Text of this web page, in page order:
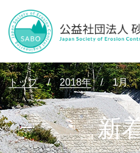
新
トップ / 2018年 / 1月